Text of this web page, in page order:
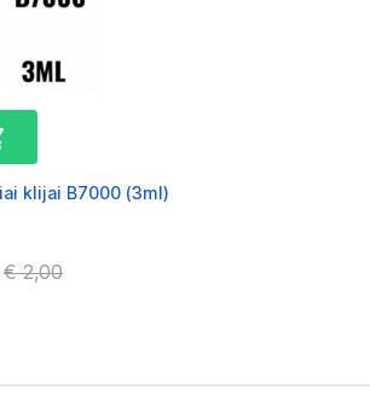
klijai B7000 (3ml)
Kaina
€ 2,00